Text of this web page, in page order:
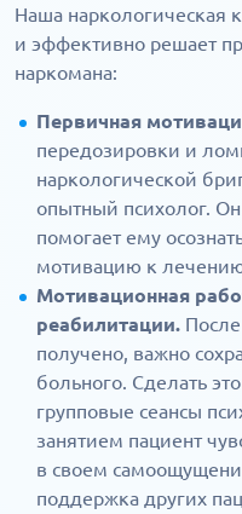
Наша
и эффективно решает
наркомана:
Первичная
передозировки и
наркологической
опытный психолог.
помогает ему
мотивацию к
Мотивационная
реабилитации.
получено, важно
больного. Сделать
групповые сеансы
занятием пациент
в своем
поддержка других